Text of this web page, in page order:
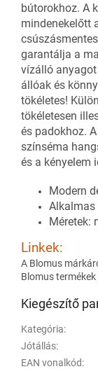
bútorokhoz. A
mindenekelőtt
garantálja a
vízálló anyagot
állóak és
tökéletes!
tökéletesen
és padokhoz.
színséma
és a kényelem
Modern
Alkalmas
Méretek:
Linkek:
A Blomus
Blomus termékek
Kiegészítő
Kategória:
Jótállás:
EAN vonalkód: